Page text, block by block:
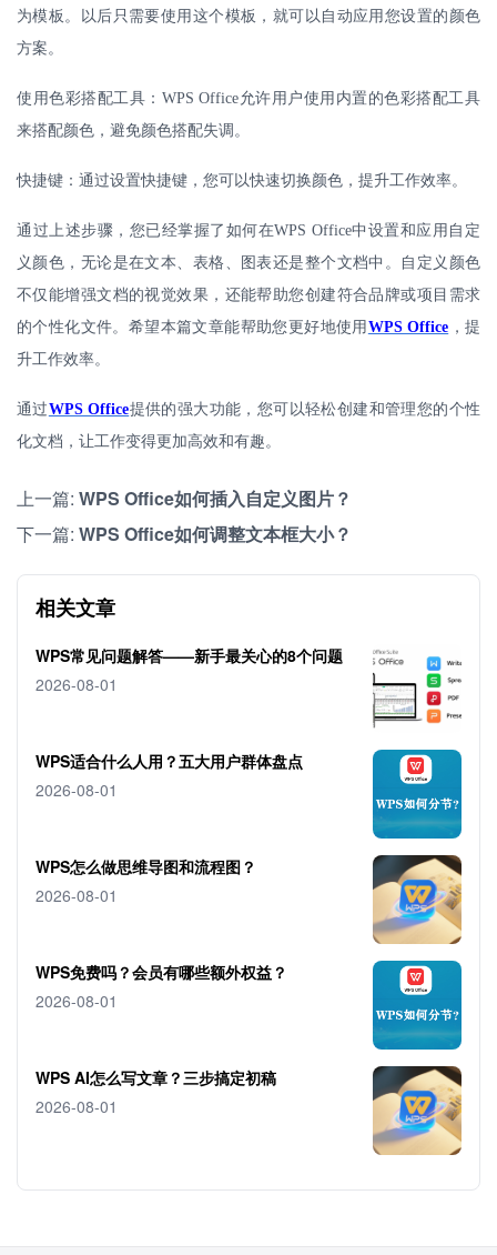
为模板。以后只需要使用这个模板，就可以自动应用您设置的颜色
方案。
使用色彩搭配工具： WPS Office 允许用户使用内置的色彩搭配工具
来搭配颜色，避免颜色搭配失调。
快捷键：通过设置快捷键，您可以快速切换颜色，提升工作效率。
通过上述步骤，您已经掌握了如何在WPS Office中设置和应用自定
义颜色，无论是在文本、表格、图表还是整个文档中。自定义颜色
不仅能增强文档的视觉效果，还能帮助您创建符合品牌或项目需求
的个性化文件。希望本篇文章能帮助您更好地使用 WPS Office ，提
升工作效率。
通过WPS Office提供的强大功能，您可以轻松创建和管理您的个性
化文档，让工作变得更加高效和有趣。
上一篇: WPS Office如何插入自定义图片？
下一篇: WPS Office如何调整文本框大小？
相关文章
WPS常见问题解答——新手最关心的8个问题
2026-08-01
WPS适合什么人用？五大用户群体盘点
2026-08-01
WPS怎么做思维导图和流程图？
2026-08-01
WPS免费吗？会员有哪些额外权益？
2026-08-01
WPS AI怎么写文章？三步搞定初稿
2026-08-01